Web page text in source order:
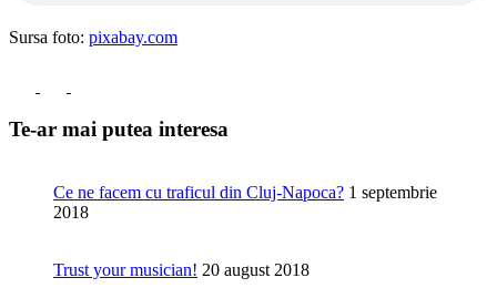
Sursa foto: pixabay.com
Te-ar mai putea interesa
Ce ne facem cu traficul din Cluj-Napoca? 1 septembrie
2018
Trust your musician! 20 august 2018